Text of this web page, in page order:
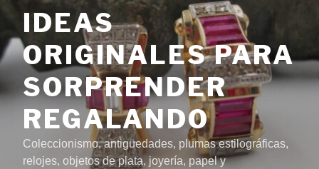
IDEAS
ORIGINALES PARA
SORPRENDER
REGALANDO
Coleccionismo, antigüedades, plumas estilográficas,
relojes, objetos de plata, joyería, papel y